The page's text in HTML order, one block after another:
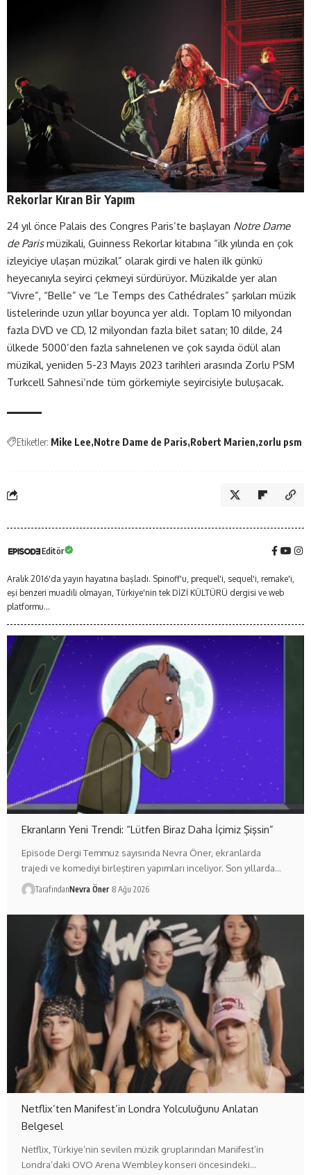
Rekorlar Kıran Bir Yapım
24 yıl önce Palais des Congres Paris’te başlayan Notre Dame
de Parismüzikali, Guinness Rekorlar kitabına “ilk yılında en çok
izleyiciye ulaşan müzikal” olarak girdi ve halen ilk günkü
heyecanıyla seyirci çekmeyi sürdürüyor. Müzikalde yer alan
“Vivre”, “Belle” ve “Le Temps des Cathédrales” şarkıları müzik
listelerinde uzun yıllar boyunca yer aldı. Toplam 10 milyondan
fazla DVD ve CD, 12 milyondan fazla bilet satan; 10 dilde, 24
ülkede 5000’den fazla sahnelenen ve çok sayıda ödül alan
müzikal, yeniden 5-23 Mayıs 2023 tarihleri arasında Zorlu PSM
Turkcell Sahnesi’nde tüm görkemiyle seyircisiyle buluşacak.
Etiketler: Mike Lee Notre Dame de Paris Robert Marien zorlu psm
Editör
Aralık 2016'da yayın hayatına başladı. Spinoff'u, prequel'i, sequel'i, remake'i,
eşi benzeri muadili olmayan, Türkiye'nin tek DİZİ KÜLTÜRÜ dergisi ve web
platformu...
Ekranların Yeni Trendi: “Lütfen Biraz Daha İçimiz Şişsin”
Episode Dergi Temmuz sayısında Nevra Öner, ekranlarda
trajedi ve komediyi birleştiren yapımları inceliyor. Son yıllarda…
TarafındanNevra Öner 8 Ağu 2026
Netflix’ten Manifest’in Londra Yolculuğunu Anlatan
Belgesel
Netflix, Türkiye’nin sevilen müzik gruplarından Manifest’in
Londra’daki OVO Arena Wembley konseri öncesindeki…